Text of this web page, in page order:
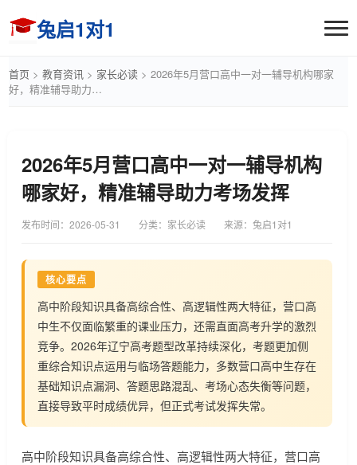
兔启1对1
首页 > 教育资讯 > 家长必读 > 2026年5月营口高中一对一辅导机构哪家
好，精准辅导助力…
2026年5月营口高中一对一辅导机构
哪家好，精准辅导助力考场发挥
发布时间： 2026-05-31 分类：家长必读 来源：兔启1对1
核心要点
高中阶段知识具备高综合性、高逻辑性两大特征，营口高
中生不仅面临繁重的课业压力，还需直面高考升学的激烈
竞争。2026年辽宁高考题型改革持续深化，考题更加侧
重综合知识点运用与临场答题能力，多数营口高中生存在
基础知识点漏洞、答题思路混乱、考场心态失衡等问题，
直接导致平时成绩优异，但正式考试发挥失常。
高中阶段知识具备高综合性、高逻辑性两大特征，营口高